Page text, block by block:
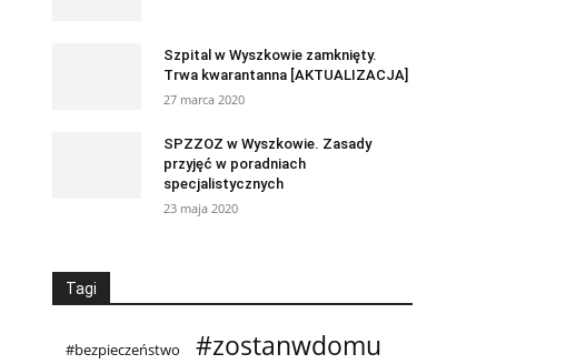
Szpital w Wyszkowie zamknięty.
Trwa kwarantanna [AKTUALIZACJA]
27 marca 2020
SPZZOZ w Wyszkowie. Zasady
przyjęć w poradniach
specjalistycznych
23 maja 2020
Tagi
#bezpieczeństwo #zostanwdomu